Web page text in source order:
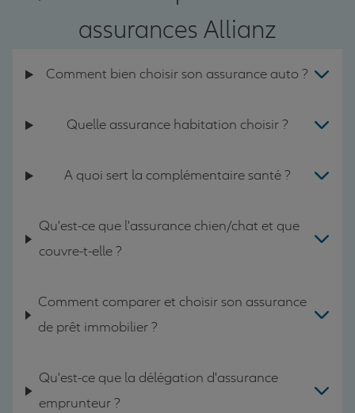
assurances Allianz
Comment bien choisir son assurance auto ?
Quelle assurance habitation choisir ?
A quoi sert la complémentaire santé ?
Qu'est-ce que l'assurance chien/chat et que
couvre-t-elle ?
Comment comparer et choisir son assurance
de prêt immobilier ?
Qu'est-ce que la délégation d'assurance
emprunteur ?